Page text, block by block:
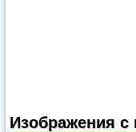
Изображения с